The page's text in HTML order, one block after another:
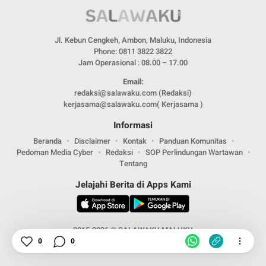
Jl. Kebun Cengkeh, Ambon, Maluku, Indonesia
Phone: 0811 3822 3822
Jam Operasional : 08.00 – 17.00
Email:
redaksi@salawaku.com (Redaksi)
kerjasama@salawaku.com( Kerjasama )
Informasi
Beranda Disclaimer Kontak
Panduan Komunitas
Pedoman Media Cyber
Redaksi
SOP Perlindungan Wartawan
Tentang
Jelajahi Berita di Apps Kami
2015-2026 © SALAWAKU MALUKU
0 0